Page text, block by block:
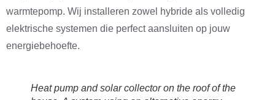
warmtepomp. Wij installeren zowel hybride als volledig
elektrische systemen die perfect aansluiten op jouw
energiebehoefte.
Heat pump and solar collector on the roof of the